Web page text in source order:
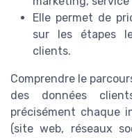
Elle permet de
sur les étapes
clients.
Comprendre le
des données
précisément chaque
(site web, réseaux